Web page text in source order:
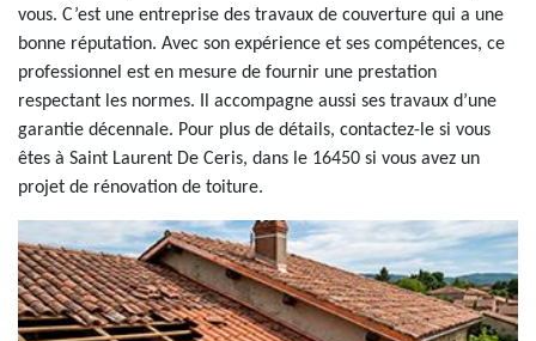
vous. C’est une entreprise des travaux de couverture qui a une
bonne réputation. Avec son expérience et ses compétences, ce
professionnel est en mesure de fournir une prestation
respectant les normes. Il accompagne aussi ses travaux d’une
garantie décennale. Pour plus de détails, contactez-le si vous
êtes à Saint Laurent De Ceris, dans le 16450 si vous avez un
projet de rénovation de toiture.